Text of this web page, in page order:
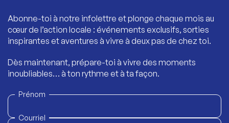
Abonne-toi à notre infolettre et plonge chaque mois au
cœur de l’action locale : événements exclusifs, sorties
inspirantes et aventures à vivre à deux pas de chez toi.
Dès maintenant, prépare-toi à vivre des moments
inoubliables… à ton rythme et à ta façon.
Prénom
Courriel